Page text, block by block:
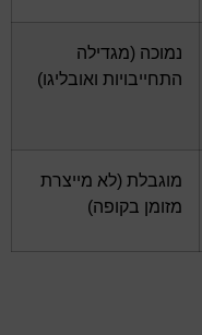
נמוכה (מגדילה
התחייבויות ואובליגו)
מוגבלת (לא מייצרת
מזומן בקופה)